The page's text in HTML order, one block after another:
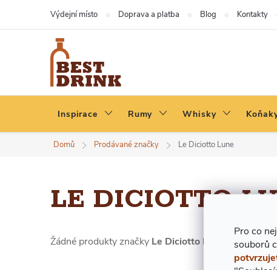
Pro co
souborů
Výdejní místo Doprava a platba Blog Kontakty
Inspirace Rumy Whisky
Domů Prodávané značky Le Diciotto Lune
LE DICIOTTO
Žádné produkty značky Le Diciotto Lune nebyly